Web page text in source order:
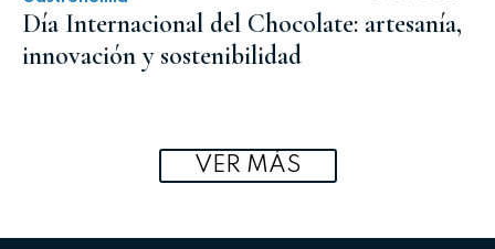
Día Internacional del Chocolate: artesanía,
innovación y sostenibilidad
VER MÁS